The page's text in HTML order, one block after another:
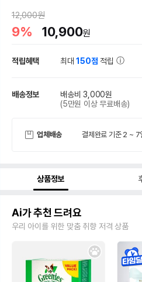
12,000원
9% 10,900원
적립혜택 최대150점 적립
배송정보
배송비 3,000원
(5만원 이상 무료배송)
업체배송 결제완료 기준 2 ~ 7
상품정보
Ai가 추천 드려요
우리 아이를 위한 맞춤 취향 저격 상품